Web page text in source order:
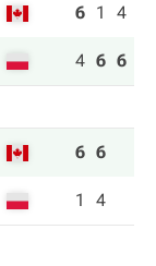
6 1 4
4 6 6
6 6
1 4